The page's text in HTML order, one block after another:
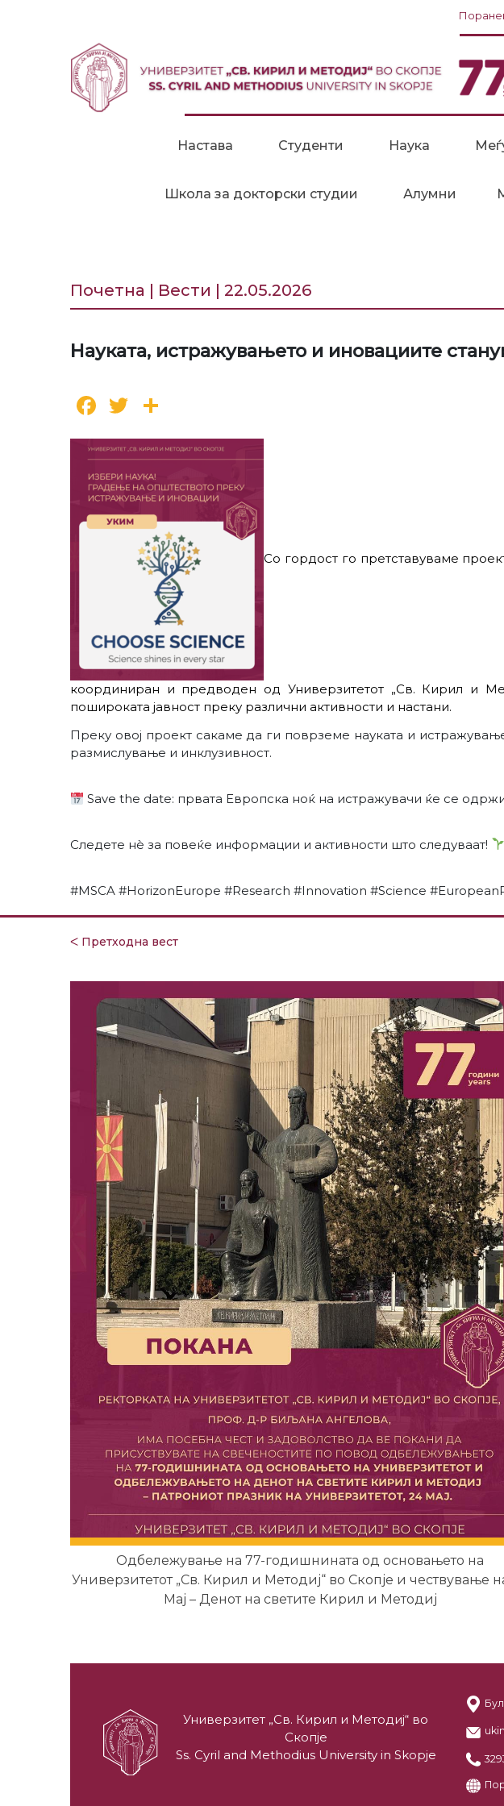
Настава Студенти Наука
Школа за докторски студии Алумни
Почетна | Вести | 22.05.2026
Науката, истражувањето и иновациите
Facebook
Twitter
Со гордост го претставуваме
координиран и предводен од Универзитетот „Св. Кирил и
пошироката јавност преку различни активности и настани.
Преку овој проект сакаме да ги поврземе науката и
размислување и инклузивност.
Save the date: првата Европска ноќ на истражувачи ќе се
Следете нè за повеќе информации и активности што следуваат!
#MSCA #HorizonEurope #Research #Innovation #Science
ᐸ Претходна вест
Одбележување на 77-годишнината од основањето на
Универзитетот „Св. Кирил и Методиј“ во Скопје и чествување
Мај – Денот на светите Кирил и Методиј
Универзитет „Св. Кирил и Методиј“ во
Скопје
Ss. Cyril and Methodius University in Skopje